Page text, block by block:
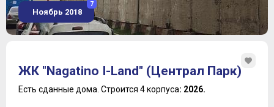
Ноябрь 2018
7
ЖК "Nagatino I-Land" (Централ Парк)
Есть сданные дома. Строится 4 корпуса: 2026.